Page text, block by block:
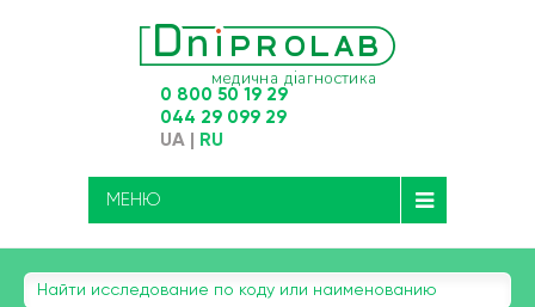
0 800 50 19 29
044 29 099 29
UA RU
МЕНЮ